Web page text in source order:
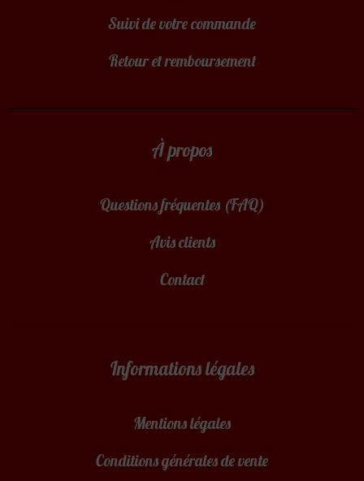
Suivi de votre commande
Retour et remboursement
À propos
Questions fréquentes (FAQ)
Avis clients
Contact
Informations légales
Mentions légales
Conditions générales de vente